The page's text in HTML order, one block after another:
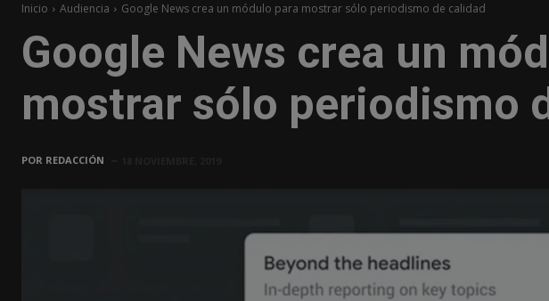
Inicio Audiencia Google News crea un módulo para mostrar sólo periodismo de calidad
Google News crea un
mostrar sólo periodismo
POR REDACCIÓN